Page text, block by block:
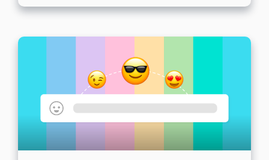
其他方法可以增加客户的信赖感：让客户
会找上您；兑现您的承诺、实际帮助他们
的企业。您应该要用尽各种营销利器，让
消费者清楚认识您。 而这些事情，都可以
透过视频来达成。公司可以发行介绍品牌
故事的视频，和客户说明自家企业的商品
或服务，并且告诉他们您会如何提供帮
助。视频中如果实际展示商品，再加上满
让您的马步扎稳，根基扎深。 我将从基础
骤吧！ 主要邮件名单 我发现许多人仍然不
知如何建立邮件名单，以下入门小技巧应
有所帮助。 访客主动提供电子邮件 实际
上，获得电子邮件的方式百百种，假设客
户已经跟您下过订单，搜集他们的电邮理
应不费吹灰之力。 不过，要是他们只是随
意浏览您的网站，忽然间说走就走，什么
惊慌，解决方案其实不胜枚举。 您可透过